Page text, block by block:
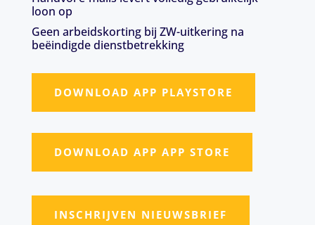
loon op
Geen arbeidskorting bij ZW-uitkering na
beëindigde dienstbetrekking
DOWNLOAD APP PLAYSTORE
DOWNLOAD APP APP STORE
INSCHRIJVEN NIEUWSBRIEF